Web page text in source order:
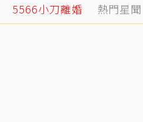
5566小刀離婚 熱門星聞